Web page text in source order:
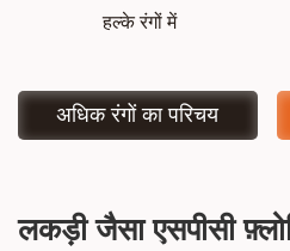
हल्के रंगों में
अधिक रंगों का परिचय
लकड़ी जैसा एसपीसी